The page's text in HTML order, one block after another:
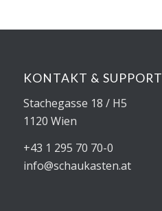
KONTAKT & SUPPORT
Stachegasse 18 / H5
1120 Wien
+43 1 295 70 70-0
info@schaukasten.at